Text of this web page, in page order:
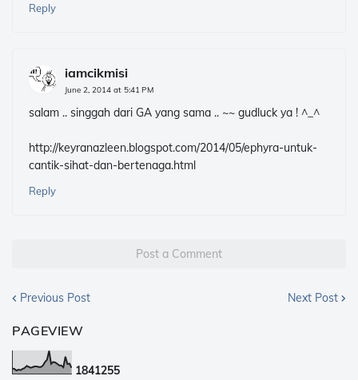
Reply
iamcikmisi
June 2, 2014 at 5:41 PM
salam .. singgah dari GA yang sama .. ~~ gudluck ya ! ^_^
http://keyranazleen.blogspot.com/2014/05/ephyra-untuk-
cantik-sihat-dan-bertenaga.html
Reply
Post a Comment
Previous Post Next Post
PAGEVIEW
1841255